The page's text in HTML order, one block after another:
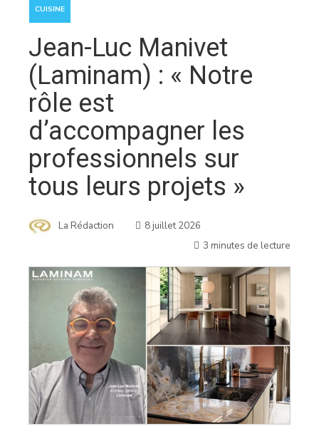
CUISINE
Jean-Luc Manivet
(Laminam) : « Notre
rôle est
d’accompagner les
professionnels sur
tous leurs projets »
La Rédaction
8 juillet 2026
3 minutes de lecture